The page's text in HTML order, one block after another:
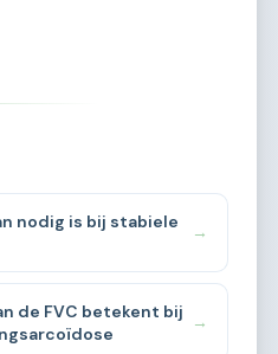
nodig is bij stabiele
→
de FVC betekent bij
→